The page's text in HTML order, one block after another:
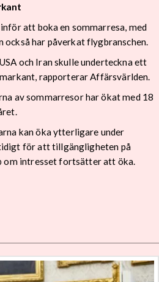
att boka en sommarresa, med
också har påverkat flygbranschen.
och Iran skulle underteckna ett
rapporterar Affärsvärlden.
av sommarresor har ökat med 18
kan öka ytterligare under
för att tillgängligheten på
om intresset fortsätter att öka.